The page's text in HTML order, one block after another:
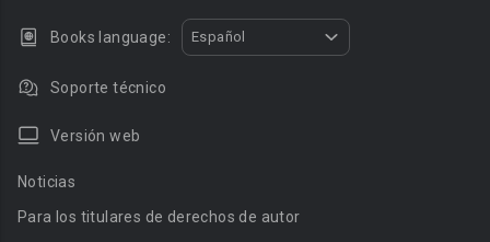
Books language: Español
Soporte técnico
Versión web
Noticias
Para los titulares de derechos de autor